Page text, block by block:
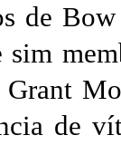
de
sim
de